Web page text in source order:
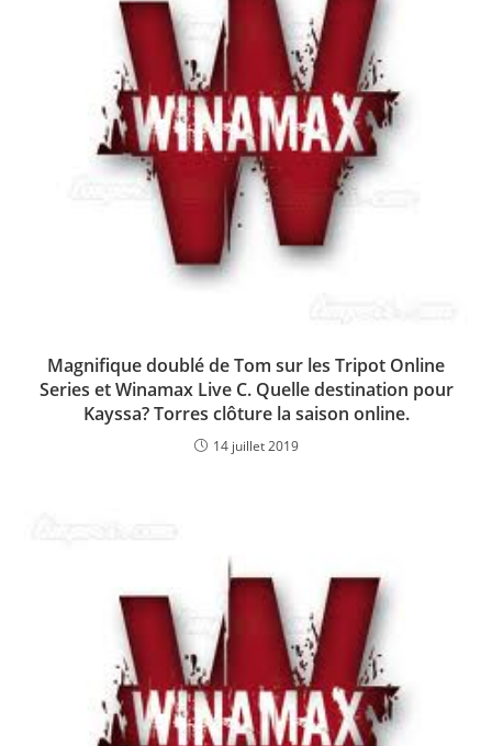
Magnifique doublé de Tom sur les Tripot Online
Series et Winamax Live C. Quelle destination pour
Kayssa? Torres clôture la saison online.
14 juillet 2019